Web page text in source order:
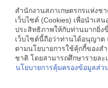
สำนักงานสภาเกษตรกรแห่งช
เว็บไซต์ (Cookies) เพื่อนำเส
ประสิทธิภาพให้กับท่านมากยิ่ง
เว็บไซต์นี้ถือว่าท่านได้อนุญาต
ตามนโยบายการใช้คุ้กกี้ของส
ชาติ โดยสามารถศึกษารายละ
นโยบายการคุ้มครองข้อมูลส่ว
Hide
chaty